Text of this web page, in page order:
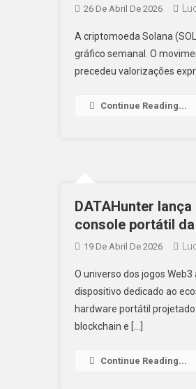
26 De Abril De 2026
A criptomoeda Solana
gráfico semanal. O
precedeu valorizações
Continue Reading...
DATAHunter
console portátil
19 De Abril De 2026
O universo dos jogos
dispositivo dedicado ao
hardware portátil
blockchain e […]
Continue Reading...